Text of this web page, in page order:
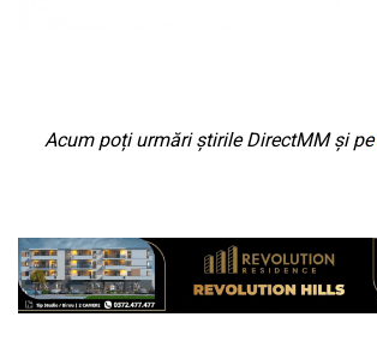
Acum poți urmări știrile DirectMM și pe